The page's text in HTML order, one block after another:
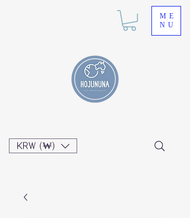
ME
NU
KRW (₩)